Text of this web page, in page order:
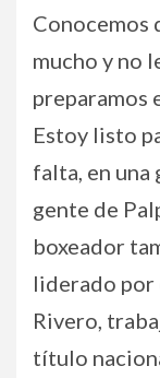
Conocemos
mucho y no
preparamos
Estoy listo
falta, en una
gente de
boxeador
liderado por
Rivero,
título